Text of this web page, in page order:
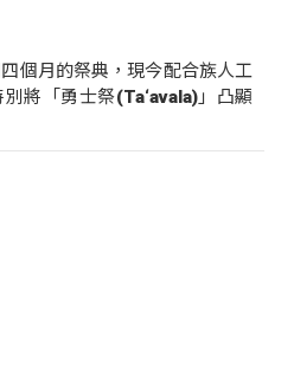
個月的祭典，現今配合族人工
將「勇士祭(Ta‘avala)」凸顯